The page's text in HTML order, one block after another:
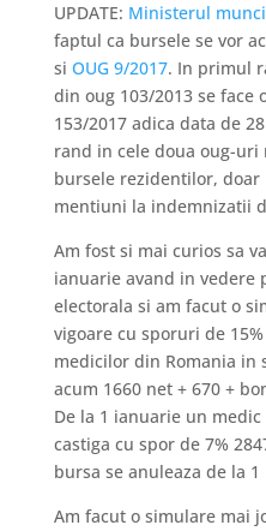
UPDATE: Ministerul
faptul ca bursele se vor
si OUG 9/2017. In primul
din oug 103/2013 se face
153/2017 adica data de
rand in cele doua oug-
bursele rezidentilor, doar
mentiuni la indemnizatii
Am fost si mai curios sa
ianuarie avand in vedere
electorala si am facut o
vigoare cu sporuri de
medicilor din Romania in
acum 1660 net + 670 +
De la 1 ianuarie un
castiga cu spor de 7%
bursa se anuleaza de la
Am facut o simulare mai